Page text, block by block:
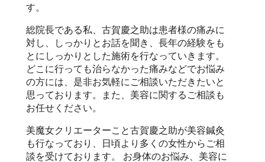
す。
総院長である私、古賀慶之助は患者様の痛みに
対し、しっかりとお話を聞き、長年の経験をも
とにしっかりとした施術を行なっていきます。
どこに行っても治らなかった痛みなどでお悩み
の方には、是非お気軽にご相談いただきたいと
思っております。また、美容に関するご相談も
お任せください。
美魔女クリエーターこと古賀慶之助が美容鍼灸
も行なっており、日頃より多くの女性からご相
談を受けております。 お身体のお悩み、美容に